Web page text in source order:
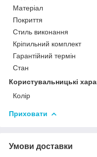
Матеріал
Покриття
Стиль виконання
Кріпильний комплект
Гарантійний термін
Стан
Користувальницькі
Колір
Приховати
Умови доставки